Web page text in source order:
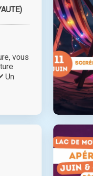
vous
Un